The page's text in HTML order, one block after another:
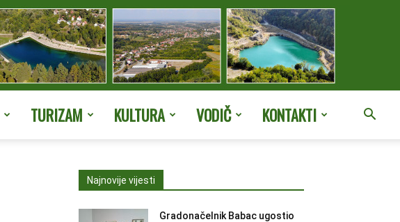
TURIZAM KULTURA VODIČ KONTAKTI
Najnovije vijesti
Gradonačelnik Babac ugostio